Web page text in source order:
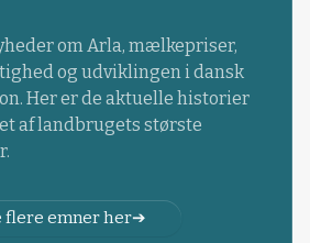
om Arla, mælkepriser,
og udviklingen i dansk
Her er de aktuelle historier
af landbrugets største
flere emner her